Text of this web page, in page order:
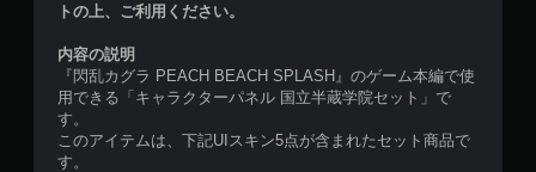
トの上、ご利用ください。
内容の説明
『閃乱カグラ PEACH BEACH SPLASH』のゲーム本編で使
用できる「キャラクターパネル 国立半蔵学院セット」で
す。
このアイテムは、下記UIスキン5点が含まれたセット商品で
す。